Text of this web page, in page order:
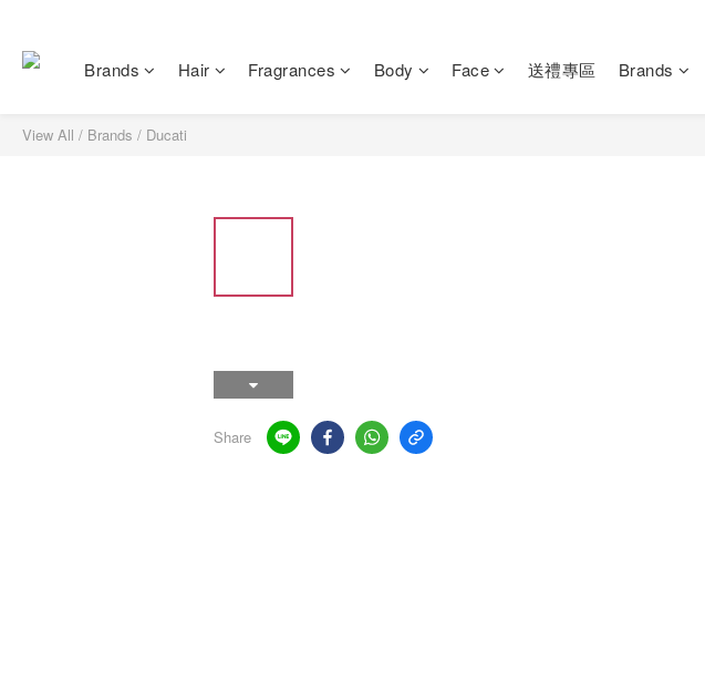
Brands Hair Fragrances Body Face 送禮專區 Brands
View All / Brands / Ducati
Share